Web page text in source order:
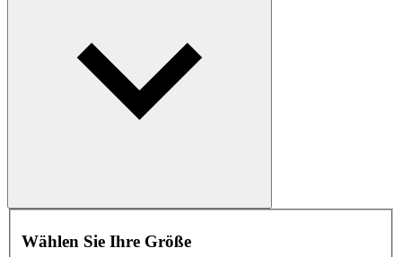
Wählen Sie Ihre Größe